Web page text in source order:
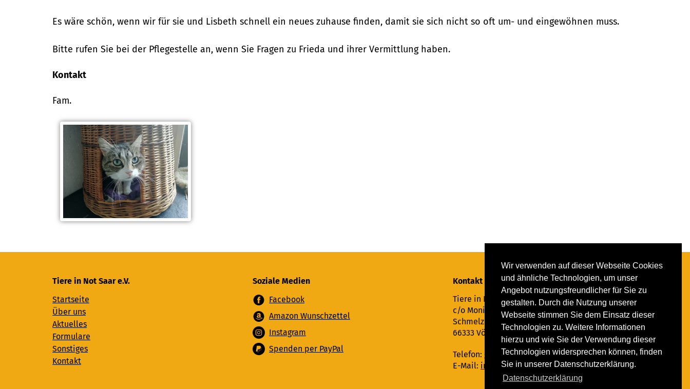
Wir verwenden auf dieser Webseite Cookies
und ähnliche Technologien, um unser
Angebot nutzungsfreundlicher für Sie zu
gestalten. Durch die Nutzung unserer
Webseite stimmen Sie dem Einsatz dieser
Technologien zu. Weitere Informationen
hierzu und wie Sie der Verwendung dieser
Technologien widersprechen können, finden
Sie in unserer Datenschutzerklärung.
Datenschutzerklärung
Es wäre schön, wenn wir für sie und Lisbeth schnell ein neues zuhause finden, damit sie sich nicht so oft um- und eingewöhnen muss.
Bitte rufen Sie bei der Pflegestelle an, wenn Sie Fragen zu Frieda und ihrer Vermittlung haben.
Kontakt
Fam.
Tiere in Not Saar e.V.
Startseite
Über uns
Aktuelles
Formulare
Sonstiges
Kontakt
Soziale Medien
Facebook
Amazon Wunschzettel
Instagram
Spenden per PayPal
Kontakt
Tiere in Not Saar e.V.
c/o Monika Ewen
Schmelzer Straße 22
66333 Völklingen
Telefon: 06898 294862
E-Mail: info@tiere-in-not-saar.de